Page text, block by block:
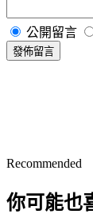
公開留言
發佈留言
Recommended
你可能也